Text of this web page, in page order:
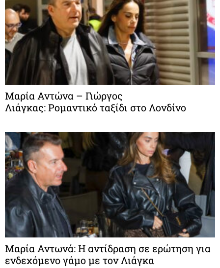
Μαρία Αντώνα – Γιώργος
Λιάγκας: Ρομαντικό ταξίδι στο Λονδίνο
Μαρία Αντωνά: Η αντίδραση σε ερώτηση για
ενδεχόμενο γάμο με τον Λιάγκα